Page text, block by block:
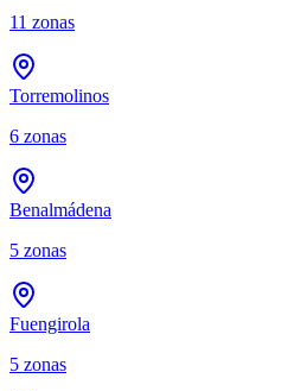
11 zonas
Torremolinos
6 zonas
Benalmádena
5 zonas
Fuengirola
5 zonas